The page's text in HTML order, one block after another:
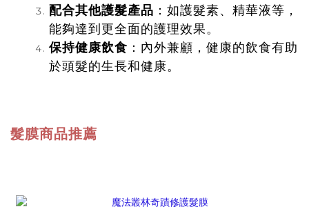
配合其他護髮產品 ：如護髮素、精華液等，
能夠達到更全面的護理效果。
保持健康飲食 ：內外兼顧，健康的飲食有助
於頭髮的生長和健康。
髮膜商品推薦